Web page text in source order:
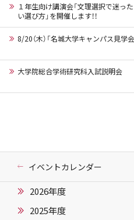
１年生向け講演会「文理選択で迷っ
い選び方」を開催します！！
8/20（木）「名城大学キャンパス見学会
大学院総合学術研究科入試説明会
イベントカレンダー
2026年度
2025年度